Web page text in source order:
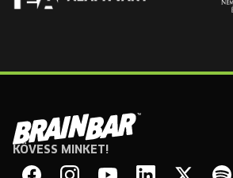
Brain
Bar
KÖVESS MINKET!